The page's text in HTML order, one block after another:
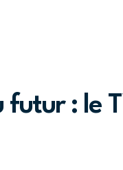
futur : le